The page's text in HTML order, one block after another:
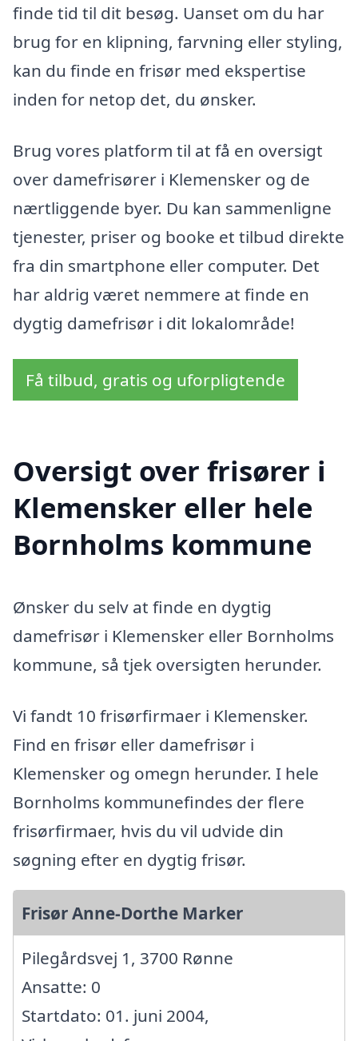
finde tid til dit besøg. Uanset om du har
brug for en klipning, farvning eller styling,
kan du finde en frisør med ekspertise
inden for netop det, du ønsker.
Brug vores platform til at få en oversigt
over damefrisører i Klemensker og de
nærtliggende byer. Du kan sammenligne
tjenester, priser og booke et tilbud direkte
fra din smartphone eller computer. Det
har aldrig været nemmere at finde en
dygtig damefrisør i dit lokalområde!
Få tilbud, gratis og uforpligtende
Oversigt over frisører i
Klemensker eller hele
Bornholms kommune
Ønsker du selv at finde en dygtig
damefrisør i Klemensker eller Bornholms
kommune, så tjek oversigten herunder.
Vi fandt 10 frisørfirmaer i Klemensker.
Find en frisør eller damefrisør i
Klemensker og omegn herunder. I hele
Bornholms kommunefindes der flere
frisørfirmaer, hvis du vil udvide din
søgning efter en dygtig frisør.
Frisør Anne-Dorthe Marker
Pilegårdsvej 1, 3700 Rønne
Ansatte: 0
Startdato: 01. juni 2004,